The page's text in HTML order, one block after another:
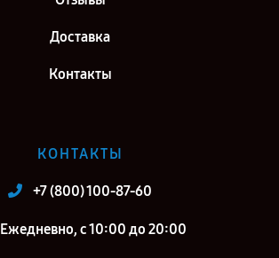
Доставка
Контакты
КОНТАКТЫ
+7 (800) 100-87-60
Ежедневно, с 10:00 до 20:00